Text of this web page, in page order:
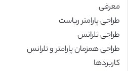
معرفی
طراحی پارامتر رباست
طراحی تلرانس
طراحی همزمان پارامتر و تلرانس
کاربردها